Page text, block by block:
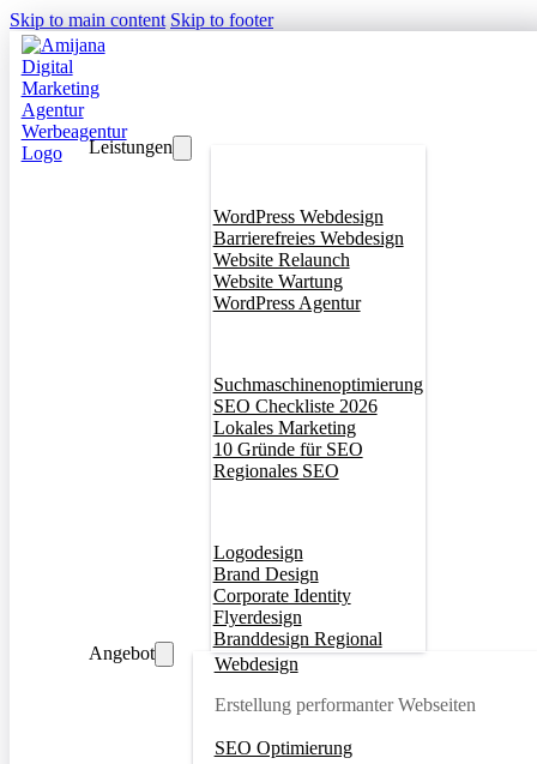
Skip to main content Skip to footer
Leistungen
WordPress Webdesign
Barrierefreies Webdesign
Website Relaunch
Website Wartung
WordPress Agentur
Suchmaschinenoptimierung
SEO Checkliste 2026
Lokales Marketing
10 Gründe für SEO
Regionales SEO
Logodesign
Brand Design
Corporate Identity
Flyerdesign
Branddesign Regional
Angebot
Webdesign
Erstellung performanter Webseiten
SEO Optimierung